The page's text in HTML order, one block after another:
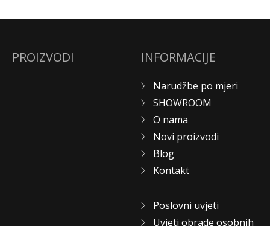
PROIZVODI INFORMACIJE
Narudžbe po mjeri
SHOWROOM
O nama
Novi proizvodi
Blog
Kontakt
Poslovni uvjeti
Uvjeti obrade osobnih